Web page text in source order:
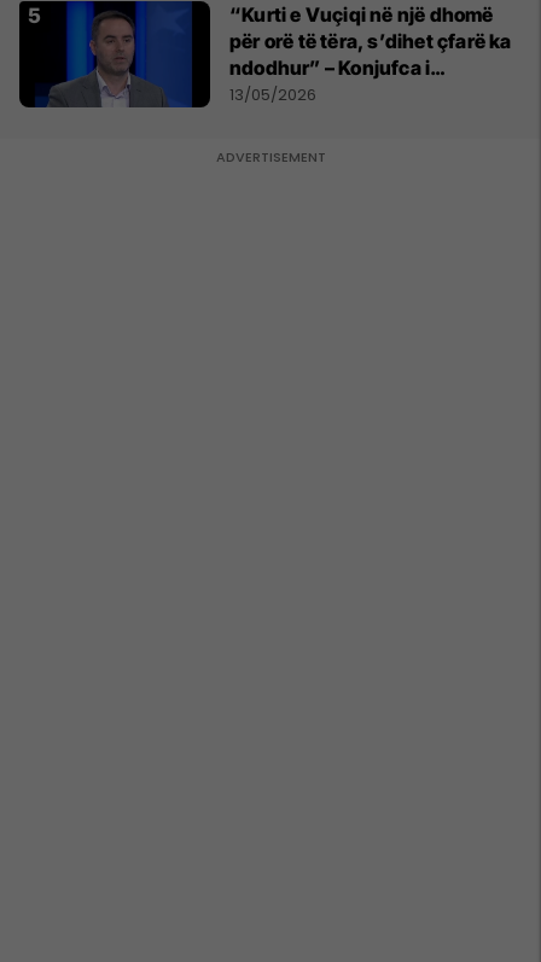
“Kurti e Vuçiqi në një dhomë
për orë të tëra, s’dihet çfarë ka
ndodhur” – Konjufca i
përgjigjet Osmanit
13/05/2026